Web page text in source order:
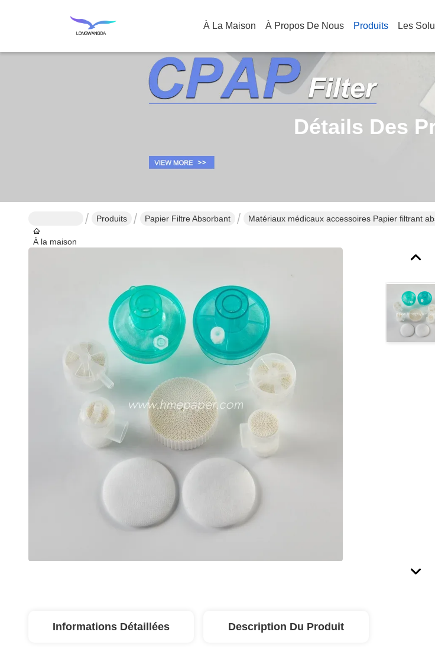
À La Maison À Propos De Nous Produits Les
Détails Des
À la maison
Produits Papier Filtre Absorbant Matériaux médicaux accessoires Papier filtrant
Informations Détaillées Description Du Produit